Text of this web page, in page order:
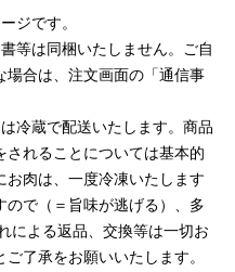
ジです。
等は同梱いたしません。ご自
場合は、注文画面の「通信事
冷蔵で配送いたします。商品
れることについては基本的
お肉は、一度冷凍いたします
ので（＝旨味が逃げる）、多
による返品、交換等は一切お
了承をお願いいたします。